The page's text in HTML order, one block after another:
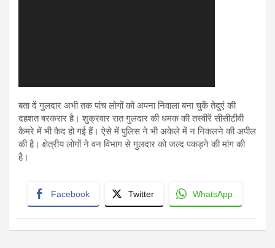
बता दें गुलदार अभी तक पांच लोगों को अपना निवाला बना चुकें तेदुएं की
दहशत बरकरार है। शुक्रवार रात गुलदार की धमक की तस्वीरें सीसीटीवी
कैमरे में भी कैद हो गई हैं। ऐसे में पुलिस ने भी अकेले में न निकलने की अपील
की है। क्षेत्रीय लोगों ने वन विभाग से गुलदार को जल्द पकड़ने की मांग की
है।
Facebook Twitter WhatsApp